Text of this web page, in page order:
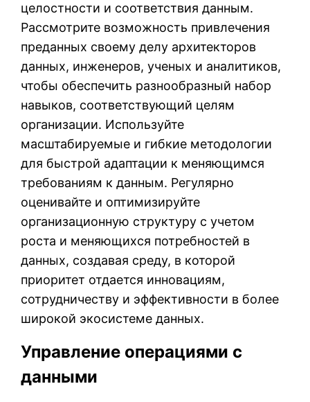
целостности и соответствия данным.
Рассмотрите возможность привлечения
преданных своему делу архитекторов
данных, инженеров, ученых и аналитиков,
чтобы обеспечить разнообразный набор
навыков, соответствующий целям
организации. Используйте
масштабируемые и гибкие методологии
для быстрой адаптации к меняющимся
требованиям к данным. Регулярно
оценивайте и оптимизируйте
организационную структуру с учетом
роста и меняющихся потребностей в
данных, создавая среду, в которой
приоритет отдается инновациям,
сотрудничеству и эффективности в более
широкой экосистеме данных.
Управление операциями с
данными